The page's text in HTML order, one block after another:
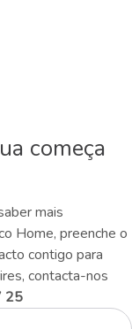
começa
mais
Home, preenche o
contigo para
contacta-nos
25